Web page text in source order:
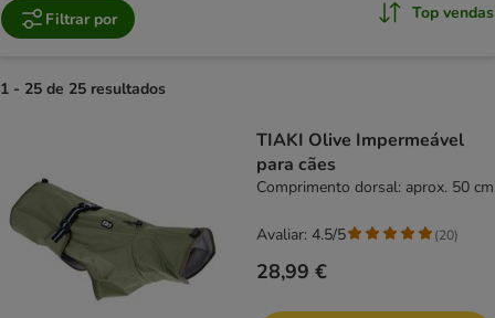
Filtrar por Top vendas
1 - 25 de 25 resultados
TIAKI Olive Impermeável
para cães
Comprimento dorsal: aprox. 50 cm
28,99 €
Avaliar: 4.5/5 (20)